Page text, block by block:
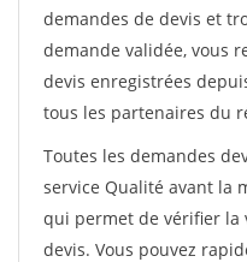
demandes de devis et
demande validée, vous
devis enregistrées
tous les partenaires du
Toutes les demandes
service Qualité avant la
qui permet de vérifier la
devis. Vous pouvez